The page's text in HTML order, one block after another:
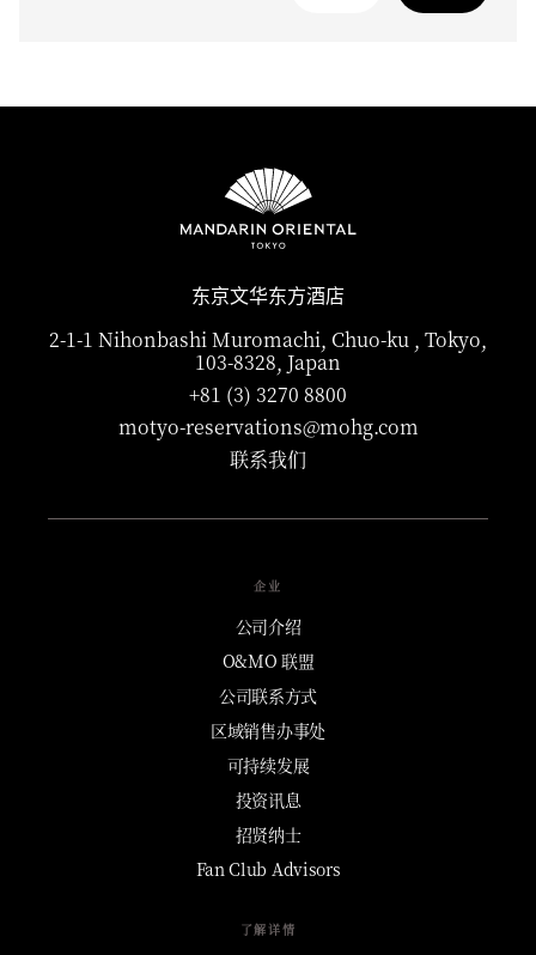
东京文华东方酒店
2-1-1 Nihonbashi Muromachi, Chuo-ku , Tokyo,
103-8328, Japan
+81 (3) 3270 8800
motyo-reservations@mohg.com
联系我们
企业
公司介绍
O&MO 联盟
公司联系方式
区域销售办事处
可持续发展
投资讯息
招贤纳士
Fan Club Advisors
了解详情